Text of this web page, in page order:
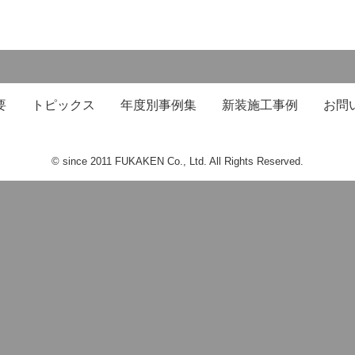
トピックス 年度別事例集 新装施工事例 お問
© since 2011 FUKAKEN Co., Ltd. All Rights Reserved.